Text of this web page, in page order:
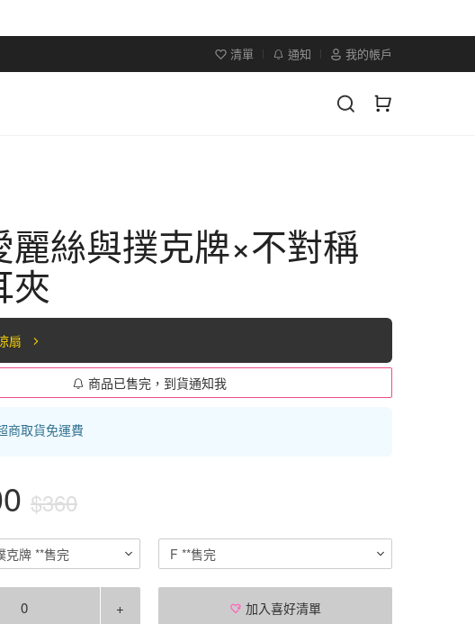
清單 通知 我的帳戶
麗絲與撲克牌×不對稱
夾
扇
商品已售完，到貨通知我
商取貨免運費
$360
克牌 **售完 F **售完
+ 加入喜好清單